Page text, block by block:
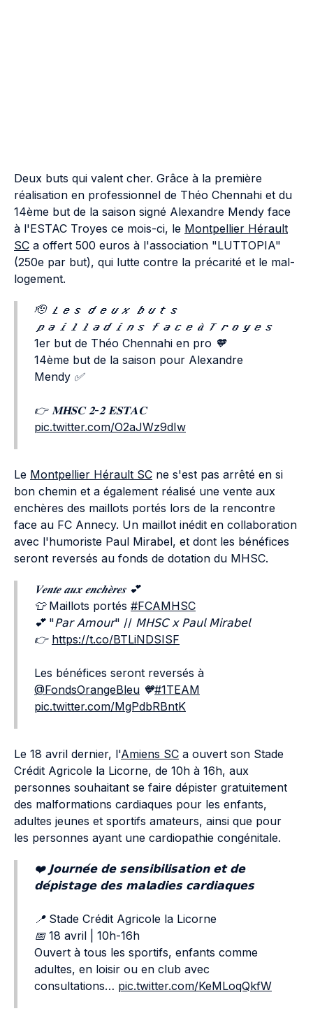
Deux buts qui valent cher. Grâce à la première
réalisation en professionnel de Théo Chennahi et du
14ème but de la saison signé Alexandre Mendy face
à l'ESTAC Troyes ce mois-ci, le Montpellier Hérault
SC a offert 500 euros à l'association "LUTTOPIA"
(250e par but), qui lutte contre la précarité et le mal-
logement.
🫡 𝑳𝒆𝒔 𝒅𝒆𝒖𝒙 𝒃𝒖𝒕𝒔
𝒑𝒂𝒊𝒍𝒍𝒂𝒅𝒊𝒏𝒔 𝒇𝒂𝒄𝒆 𝒂̀ 𝑻𝒓𝒐𝒚𝒆𝒔
1er but de Théo Chennahi en pro 🧡
14ème but de la saison pour Alexandre
Mendy ✅
👉 𝐌𝐇𝐒𝐂 𝟐-𝟐 𝐄𝐒𝐓𝐀𝐂
pic.twitter.com/O2aJWz9dIw
Le Montpellier Hérault SC ne s'est pas arrêté en si
bon chemin et a également réalisé une vente aux
enchères des maillots portés lors de la rencontre
face au FC Annecy. Un maillot inédit en collaboration
avec l'humoriste Paul Mirabel, et dont les bénéfices
seront reversés au fonds de dotation du MHSC.
𝑽𝒆𝒏𝒕𝒆 𝒂𝒖𝒙 𝒆𝒏𝒄𝒉𝒆̀𝒓𝒆𝒔 💕
👕 Maillots portés #FCAMHSC
💕 "𝖯𝖺𝗋 𝖠𝗆𝗈𝗎𝗋" // 𝖬𝖧𝖲𝖢 𝗑 𝖯𝖺𝗎𝗅 𝖬𝗂𝗋𝖺𝖻𝖾𝗅
👉 https://t.co/BTLiNDSISF
Les bénéfices seront reversés à
@FondsOrangeBleu 🧡#1TEAM
pic.twitter.com/MgPdbRBntK
Le 18 avril dernier, l'Amiens SC a ouvert son Stade
Crédit Agricole la Licorne, de 10h à 16h, aux
personnes souhaitant se faire dépister gratuitement
des malformations cardiaques pour les enfants,
adultes jeunes et sportifs amateurs, ainsi que pour
les personnes ayant une cardiopathie congénitale.
❤️ 𝗝𝗼𝘂𝗿𝗻𝗲́𝗲 𝗱𝗲 𝘀𝗲𝗻𝘀𝗶𝗯𝗶𝗹𝗶𝘀𝗮𝘁𝗶𝗼𝗻 𝗲𝘁 𝗱𝗲
𝗱𝗲́𝗽𝗶𝘀𝘁𝗮𝗴𝗲 𝗱𝗲𝘀 𝗺𝗮𝗹𝗮𝗱𝗶𝗲𝘀 𝗰𝗮𝗿𝗱𝗶𝗮𝗾𝘂𝗲𝘀
📍 Stade Crédit Agricole la Licorne
📅 18 avril | 10h-16h
Ouvert à tous les sportifs, enfants comme
adultes, en loisir ou en club avec
consultations… pic.twitter.com/KeMLoqQkfW